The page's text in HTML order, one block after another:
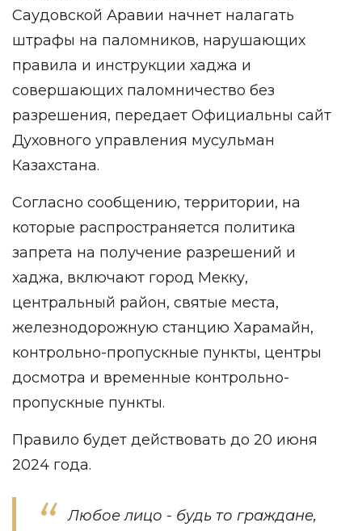
Саудовской Аравии начнет налагать
штрафы на паломников, нарушающих
правила и инструкции хаджа и
совершающих паломничество без
разрешения, передает Официальны сайт
Духовного управления мусульман
Казахстана.
Согласно сообщению, территории, на
которые распространяется политика
запрета на получение разрешений и
хаджа, включают город Мекку,
центральный район, святые места,
железнодорожную станцию Харамайн,
контрольно-пропускные пункты, центры
досмотра и временные контрольно-
пропускные пункты.
Правило будет действовать до 20 июня
2024 года.
Любое лицо - будь то граждане,